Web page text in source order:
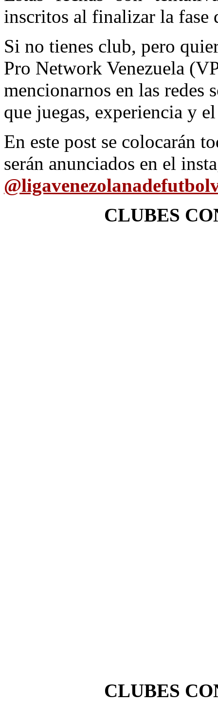
inscritos al finalizar la fase
Si no tienes club, pero
Pro Network Venezuela
mencionarnos en las redes
que juegas, experiencia y
En este post se colocarán
serán anunciados en el
@
CLUBES
CLUBES